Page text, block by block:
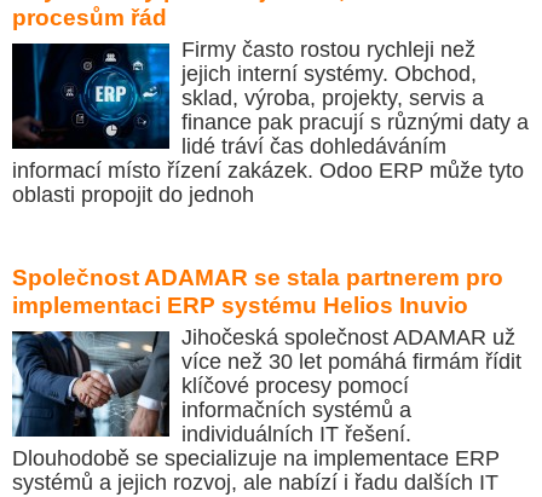
procesům řád
Firmy často rostou rychleji než
jejich interní systémy. Obchod,
sklad, výroba, projekty, servis a
finance pak pracují s různými daty a
lidé tráví čas dohledáváním
informací místo řízení zakázek. Odoo ERP může tyto
oblasti propojit do jednoh
Společnost ADAMAR se stala partnerem pro
implementaci ERP systému Helios Inuvio
Jihočeská společnost ADAMAR už
více než 30 let pomáhá firmám řídit
klíčové procesy pomocí
informačních systémů a
individuálních IT řešení.
Dlouhodobě se specializuje na implementace ERP
systémů a jejich rozvoj, ale nabízí i řadu dalších IT